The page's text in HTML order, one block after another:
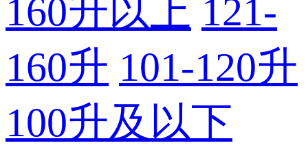
160升以上 121-
160升 101-120升
100升及以下